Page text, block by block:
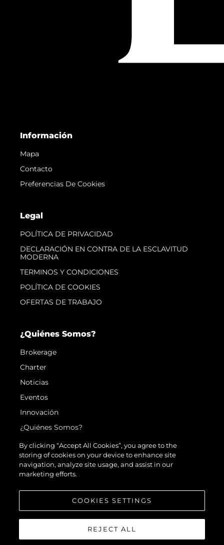
Información
Mapa
Contacto
Preferencias De Cookies
Legal
POLÍTICA DE PRIVACIDAD
DECLARACIÓN EN CONTRA DE LA ESCLAVITUD
MODERNA
TERMINOS Y CONDICIONES
POLÍTICA DE COOKIES
OFERTAS DE TRABAJO
¿Quiénes Somos?
Brokerage
Charter
Noticias
Eventos
Innovación
¿Quiénes Somos?
El Equipo
Estilo De Vida
Historia
By clicking “Accept All Cookies”, you agree to the
storing of cookies on your device to enhance site
navigation, analyze site usage, and assist in our
marketing efforts.
COOKIES SETTINGS
REJECT ALL